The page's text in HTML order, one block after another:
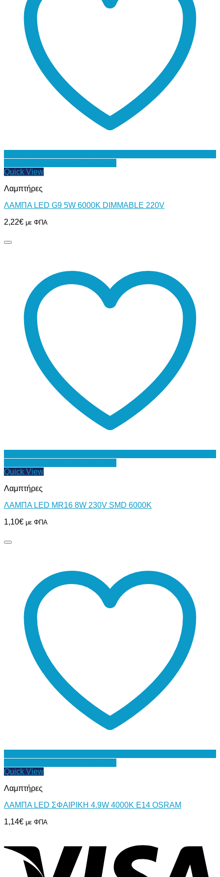
Quick View
Λαμπτήρες
ΛΑΜΠΑ LED G9 5W 6000Κ DIMMABLE 220V
2,22€ με ΦΠΑ
Quick View
Λαμπτήρες
ΛΑΜΠΑ LED MR16 8W 230V SMD 6000Κ
1,10€ με ΦΠΑ
Quick View
Λαμπτήρες
ΛΑΜΠΑ LED ΣΦΑΙΡΙΚΗ 4.9W 4000K Ε14 OSRAM
1,14€ με ΦΠΑ